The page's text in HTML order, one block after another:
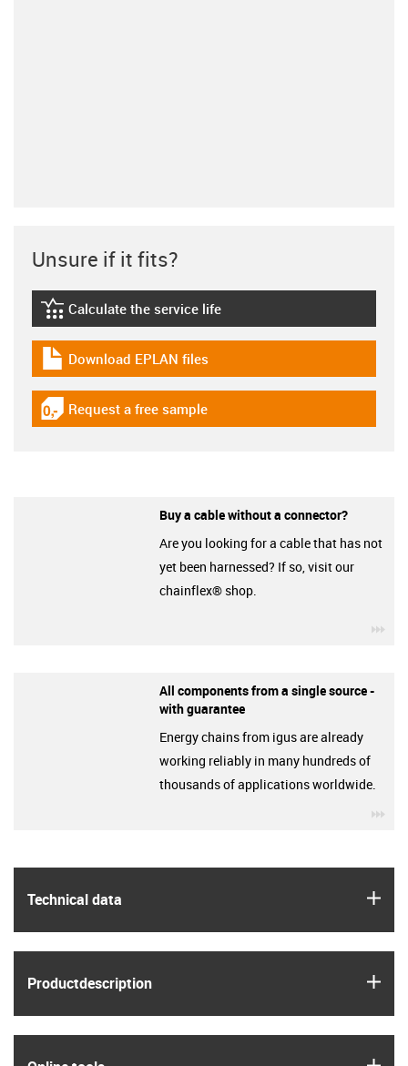
Technical data
Product­description
Unsure if it fits?
igus-icon-lebensdauerrechner
Calculate the service life
igus-icon-download-plan
Download EPLAN files
igus-icon-gratismuster
Request a free sample
Buy a cable without a connector?
Are you looking for a cable that has not
yet been harnessed? If so, visit our
chainflex® shop.
All components from a single source -
with guarantee
Energy chains from igus are already
working reliably in many hundreds of
thousands of applications worldwide.